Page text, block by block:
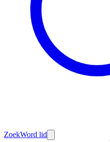
ZoekWord lid